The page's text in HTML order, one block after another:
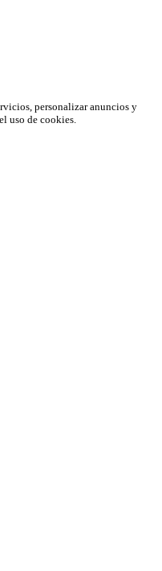
personalizar anuncios y
uso de cookies.